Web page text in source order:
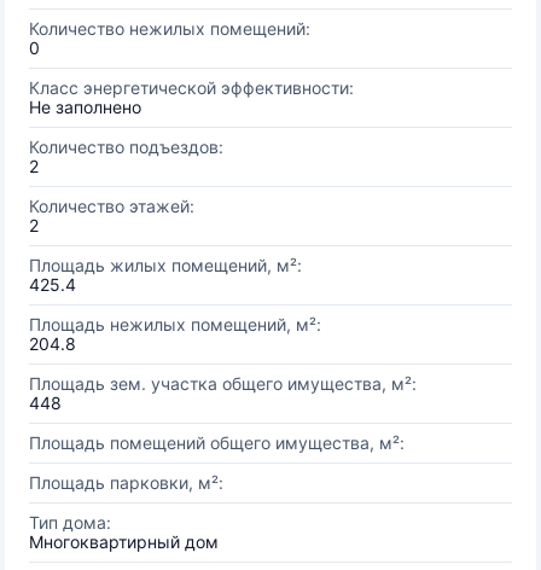
Количество нежилых помещений:
0
Класс энергетической эффективности:
Не заполнено
Количество подъездов:
2
Количество этажей:
2
Площадь жилых помещений, м²:
425.4
Площадь нежилых помещений, м²:
204.8
Площадь зем. участка общего имущества, м²:
448
Площадь помещений общего имущества, м²:
Площадь парковки, м²:
Тип дома:
Многоквартирный дом